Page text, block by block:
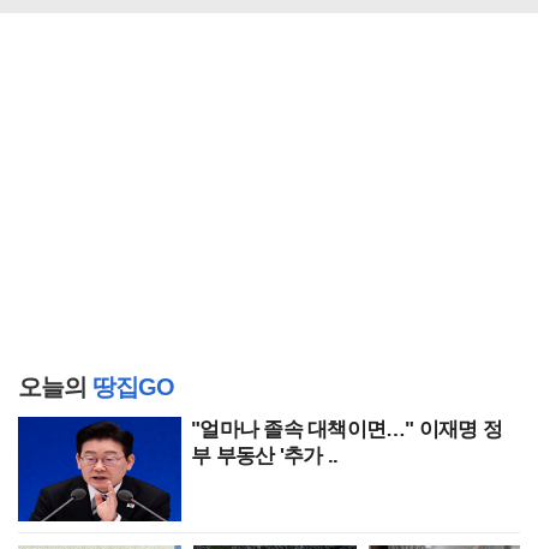
오늘의 땅집GO
"얼마나 졸속 대책이면…" 이재명 정
부 부동산 '추가 ..